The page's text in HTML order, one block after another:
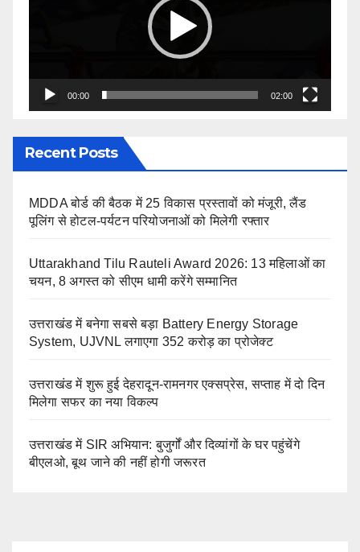
00:00 02:00
Recent Posts
MDDA बोर्ड की बैठक में 25 विकास प्रस्तावों को मंजूरी, लैंड
पूलिंग से होटल-पर्यटन परियोजनाओं को मिलेगी रफ्तार
Uttarakhand Tilu Rauteli Award 2026: 13 महिलाओं का
चयन, 8 अगस्त को सीएम धामी करेंगे सम्मानित
उत्तराखंड में बनेगा सबसे बड़ा Battery Energy Storage
System, UJVNL लगाएगा 352 करोड़ का प्रोजेक्ट
उत्तराखंड में शुरू हुई देहरादून-रामनगर एक्सप्रेस, सप्ताह में दो दिन
मिलेगा सफर का नया विकल्प
उत्तराखंड में SIR अभियान: बुजुर्गों और दिव्यांगों के घर पहुंचेंगे
बीएलओ, बूथ जाने की नहीं होगी जरूरत